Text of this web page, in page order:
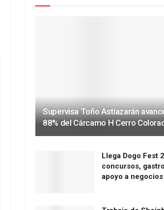
Supervisa Toño Astiazarán
88% del Cárcamo H Cerro
Llega Dogo Fest
concursos,
apoyo a